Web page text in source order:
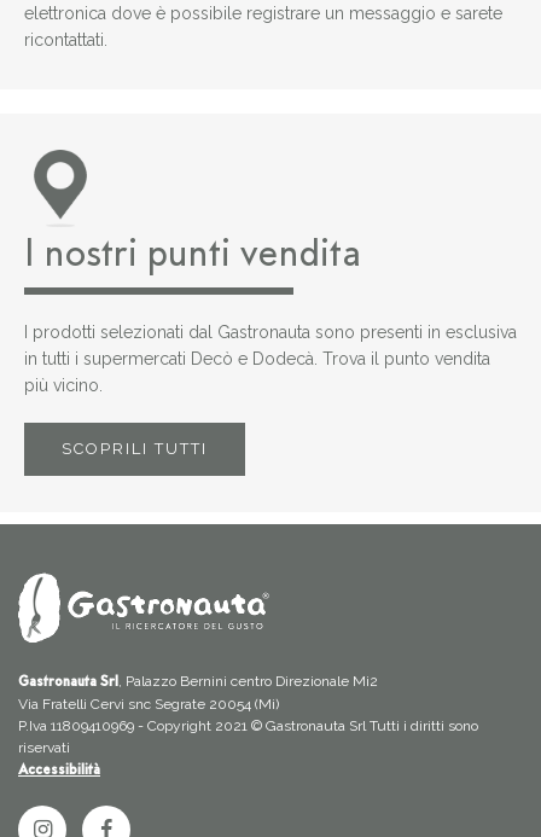
elettronica dove è possibile registrare un messaggio e sarete
ricontattati.
I nostri punti vendita
I prodotti selezionati dal Gastronauta sono presenti in esclusiva
in tutti i supermercati Decò e Dodecà. Trova il punto vendita
più vicino.
SCOPRILI TUTTI
Gastronauta Srl, Palazzo Bernini centro Direzionale Mi2
Via Fratelli Cervi snc Segrate 20054 (Mi)
P.Iva 11809410969 - Copyright 2021 © Gastronauta Srl Tutti i diritti sono
riservati
Accessibilità